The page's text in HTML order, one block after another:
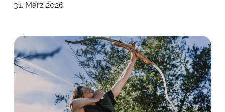
31. März 2026